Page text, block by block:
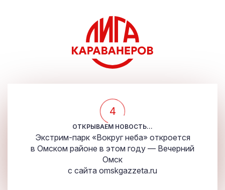
4
ОТКРЫВАЕМ НОВОСТЬ...
Экстрим-парк «Вокруг неба» откроется
в Омском районе в этом году — Вечерний
Омск
с сайта omskgazzeta.ru